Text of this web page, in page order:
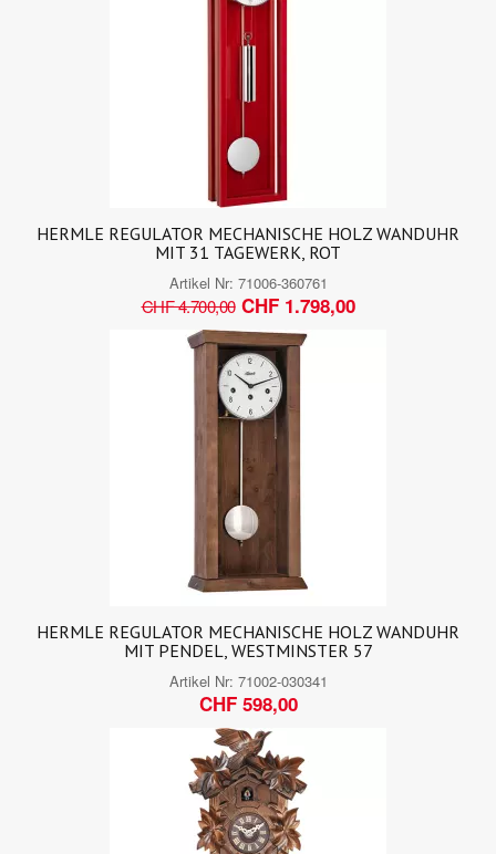
HERMLE REGULATOR MECHANISCHE HOLZ WANDUHR
MIT 31 TAGEWERK, ROT
Artikel Nr: 71006-360761
CHF 4.700,00 CHF 1.798,00
HERMLE REGULATOR MECHANISCHE HOLZ WANDUHR
MIT PENDEL, WESTMINSTER 57
Artikel Nr: 71002-030341
CHF 598,00